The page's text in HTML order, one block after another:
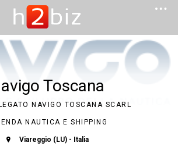
Toscana
NAVIGO TOSCANA SCARL
NAUTICA E SHIPPING
Viareggio (LU) - Italia